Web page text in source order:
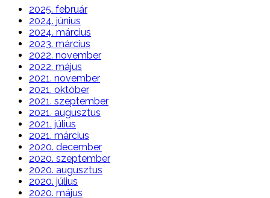
2025. február
2024. június
2024. március
2023. március
2022. november
2022. május
2021. november
2021. október
2021. szeptember
2021. augusztus
2021. július
2021. március
2020. december
2020. szeptember
2020. augusztus
2020. július
2020. május